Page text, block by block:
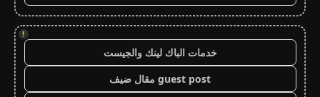
!
خدمات الباك لينك والجيست
guest post مقال ضيف